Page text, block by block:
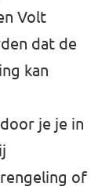
Volt
dat de
kan
je je in
of